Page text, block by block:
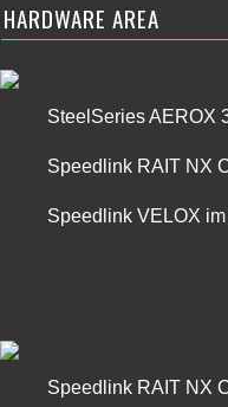
HARDWARE AREA
SteelSeries AEROX
Speedlink RAIT NX
Speedlink VELOX im
Speedlink RAIT NX